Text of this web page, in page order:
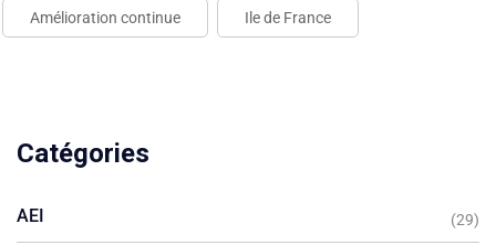
Amélioration continue Ile de France
Catégories
AEI (29)